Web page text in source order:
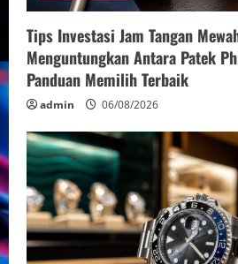
Tips Investasi Jam Tangan
Menguntungkan Antara Patek
Panduan Memilih Terbaik
admin 06/08/2026